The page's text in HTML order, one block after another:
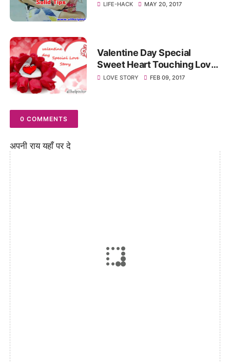
LIFE-HACK MAY 20, 2017
Valentine Day Special
Sweet Heart Touching Love
Story
LOVE STORY FEB 09, 2017
0 COMMENTS
अपनी राय यहाँ पर दे